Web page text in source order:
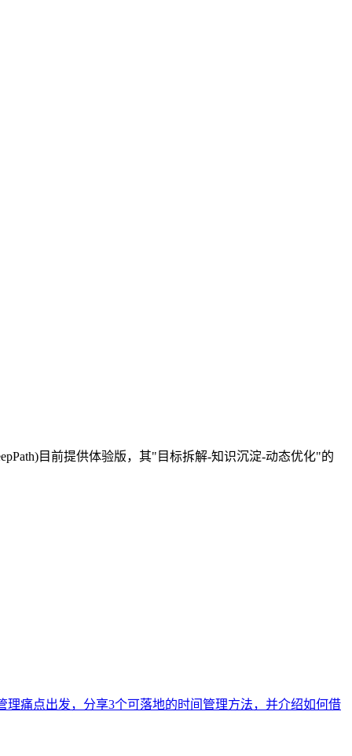
目前提供体验版，其"目标拆解-知识沉淀-动态优化"的
痛点出发，分享3个可落地的时间管理方法，并介绍如何借